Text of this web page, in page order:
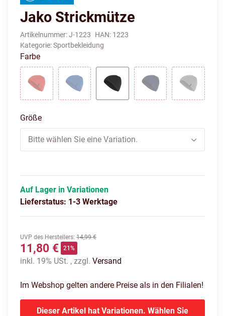
Jako Strickmütze
Artikelnummer:J-1223 HAN: 1223
Kategorie:Sportbekleidung
Farbe
Größe
Bitte wählen Sie eine Variation.
Auf Lager in Variationen
Lieferstatus: 1-3 Werktage
UVP des Herstellers: 14,99 €
11,80 € 21%
inkl. 19% USt. , zzgl. Versand
Im Webshop gelten andere Preise als in den Filialen!
Dieser Artikel hat Variationen. Wählen Sie